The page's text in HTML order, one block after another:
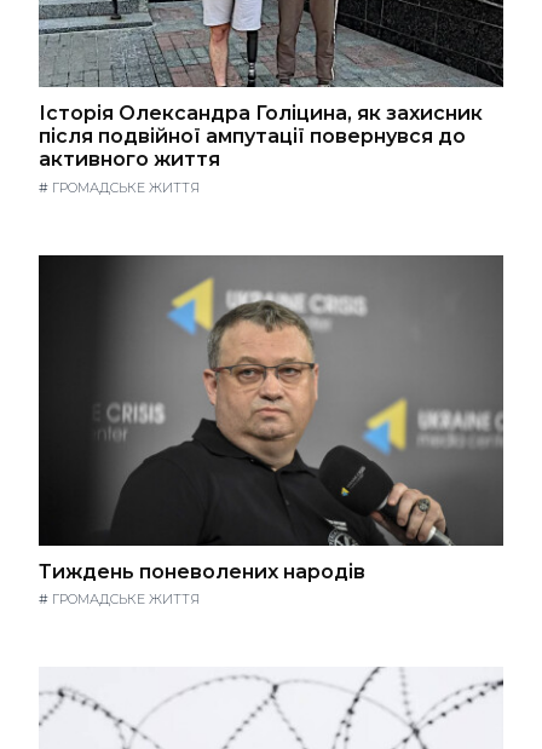
Історія Олександра Голіцина, як захисник
після подвійної ампутації повернувся до
активного життя
# ГРОМАДСЬКЕ ЖИТТЯ
Тиждень поневолених народів
# ГРОМАДСЬКЕ ЖИТТЯ